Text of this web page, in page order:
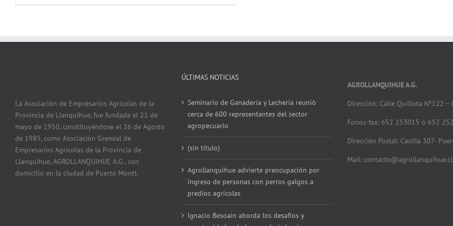
La Asociación de Empresarios Agrícolas de la
Provincia de Llanquihue, fue fundada el 21 de
mayo de 1950, constituyéndose el 26 de Agosto
de 1985, como Asociación Gremial de
Empresarios Agrícolas de la Provincia de
Llanquihue, AGROLLANQUIHUE A.G., con
domicilio en la ciudad de Puerto Montt.
ÚLTIMAS NOTICIAS
Seminario de Ganadería y Lechería reunió
cerca de 600 representantes del sector
agropecuario
(sin título)
Agrollanquihue advierte preocupación por
ingreso de personas con perros galgos a
predios agrícolas
Ignacio Besoain aborda los desafíos y
AGROLLANQUIHUE A.G.
Dirección: Calle Quillota Nº122
Fonos-fax: 652 253015 ó 652
Dirección Postal: Casilla 307-
Mail: contacto@agrollanquihue.cl